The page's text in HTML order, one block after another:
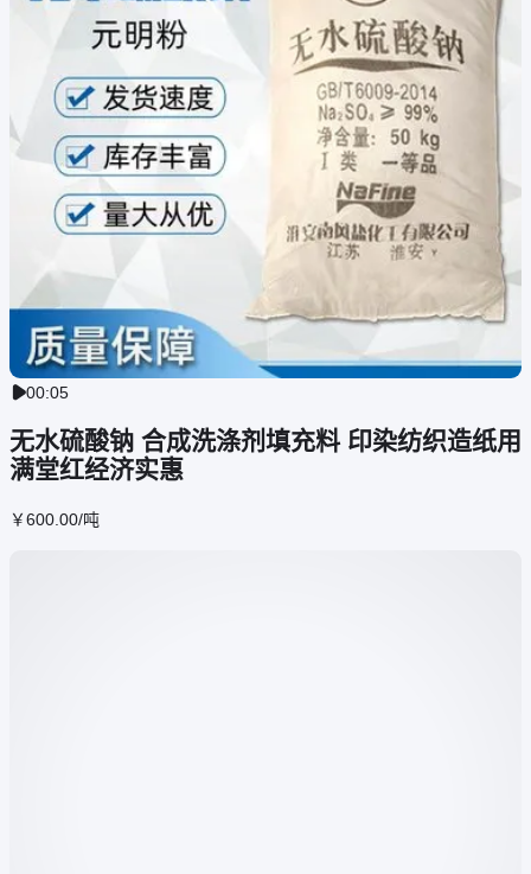
00:05
无水硫酸钠 合成洗涤剂填充料 印染纺织造纸用
满堂红经济实惠
￥600 .00/吨